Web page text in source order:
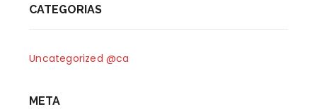
CATEGORIAS
Uncategorized @ca
META